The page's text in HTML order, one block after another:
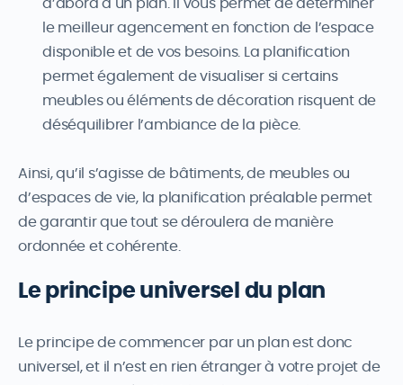
d’abord à un plan. Il vous permet de déterminer
le meilleur agencement en fonction de l’espace
disponible et de vos besoins. La planification
permet également de visualiser si certains
meubles ou éléments de décoration risquent de
déséquilibrer l’ambiance de la pièce.
Ainsi, qu’il s’agisse de bâtiments, de meubles ou
d’espaces de vie, la planification préalable permet
de garantir que tout se déroulera de manière
ordonnée et cohérente.
Le principe universel du plan
Le principe de commencer par un plan est donc
universel, et il n’est en rien étranger à votre projet de